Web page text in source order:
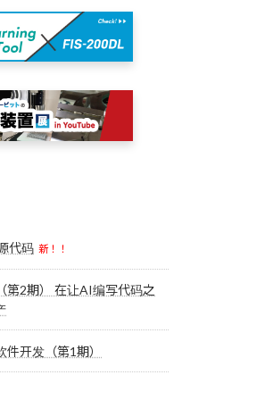
代码 新！！
第2期） 在让AI编写代码之
开发（第1期）